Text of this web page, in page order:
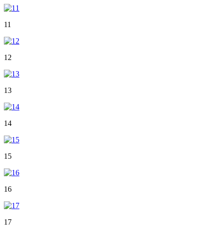
11
12
13
14
15
16
17